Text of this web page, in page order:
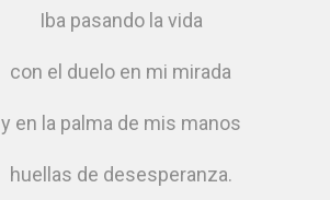
Iba pasando la vida
con el duelo en mi mirada
y en la palma de mis manos
huellas de desesperanza.